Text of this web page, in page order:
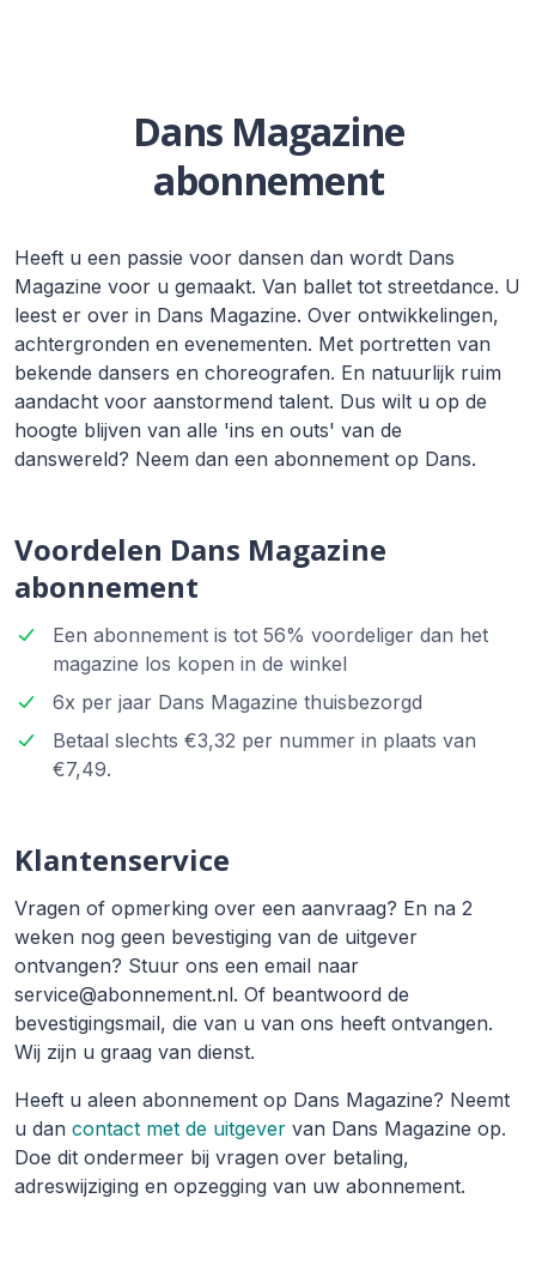
Dans Magazine
abonnement
Heeft u een passie voor dansen dan wordt Dans
Magazine voor u gemaakt. Van ballet tot streetdance. U
leest er over in Dans Magazine. Over ontwikkelingen,
achtergronden en evenementen. Met portretten van
bekende dansers en choreografen. En natuurlijk ruim
aandacht voor aanstormend talent. Dus wilt u op de
hoogte blijven van alle 'ins en outs' van de
danswereld? Neem dan een abonnement op Dans.
Voordelen Dans Magazine
abonnement
Een abonnement is tot 56% voordeliger dan het
magazine los kopen in de winkel
6x per jaar Dans Magazine thuisbezorgd
Betaal slechts €3,32 per nummer in plaats van
€7,49.
Klantenservice
Vragen of opmerking over een aanvraag? En na 2
weken nog geen bevestiging van de uitgever
ontvangen? Stuur ons een email naar
service@abonnement.nl. Of beantwoord de
bevestigingsmail, die van u van ons heeft ontvangen.
Wij zijn u graag van dienst.
Heeft u aleen abonnement op Dans Magazine? Neemt
u dan contact met de uitgever van Dans Magazine op.
Doe dit ondermeer bij vragen over betaling,
adreswijziging en opzegging van uw abonnement.